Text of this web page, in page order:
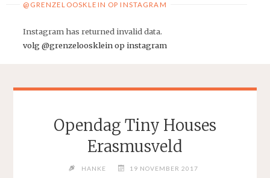
@GRENZELOOSKLEIN OP INSTAGRAM
Instagram has returned invalid data.
volg @grenzeloosklein op instagram
Opendag Tiny Houses
Erasmusveld
HANKE
19 NOVEMBER 2017